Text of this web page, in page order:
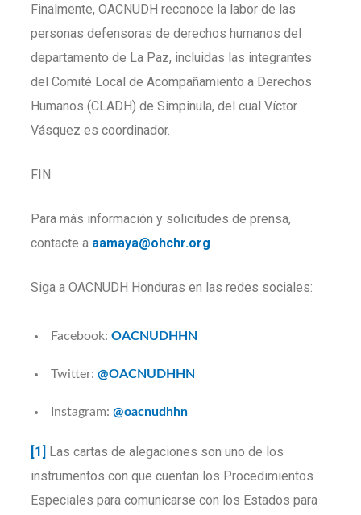
Finalmente, OACNUDH reconoce la labor de las
personas defensoras de derechos humanos del
departamento de La Paz, incluidas las integrantes
del Comité Local de Acompañamiento a Derechos
Humanos (CLADH) de Simpinula, del cual Víctor
Vásquez es coordinador.
FIN
Para más información y solicitudes de prensa,
contacte a aamaya@ohchr.org
Siga a OACNUDH Honduras en las redes sociales:
Facebook:OACNUDHHN
Twitter:@OACNUDHHN
Instagram:@oacnudhhn
[1] Las cartas de alegaciones son uno de los
instrumentos con que cuentan los Procedimientos
Especiales para comunicarse con los Estados para